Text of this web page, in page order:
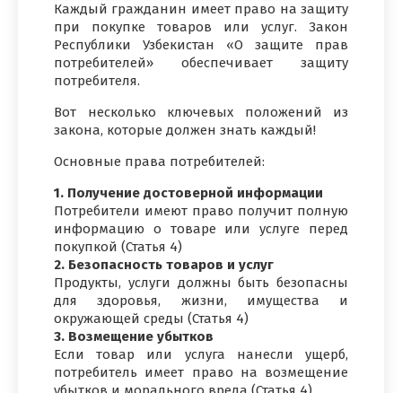
Каждый гражданин имеет право на защиту
при покупке товаров или услуг. Закон
Республики Узбекистан «О защите прав
потребителей» обеспечивает защиту
потребителя.
Вот несколько ключевых положений из
закона, которые должен знать каждый!
Основные права потребителей:
1. Получение достоверной информации
Потребители имеют право получит полную
информацию о товаре или услуге перед
покупкой (Статья 4)
2. Безопасность товаров и услуг
Продукты, услуги должны быть безопасны
для здоровья, жизни, имущества и
окружающей среды (Статья 4)
3. Возмещение убытков
Если товар или услуга нанесли ущерб,
потребитель имеет право на возмещение